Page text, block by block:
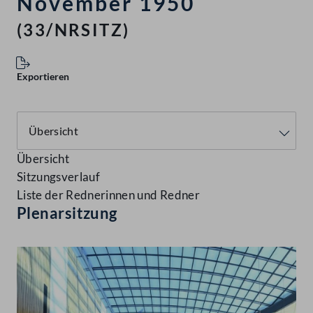
(33/NRSITZ)
Exportieren
Übersicht
Sitzungsverlauf
Liste der Rednerinnen und Redner
Plenarsitzung